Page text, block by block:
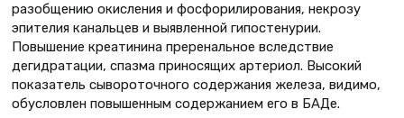
разобщению окисления и фосфорилирования, некрозу
эпителия канальцев и выявленной гипостенурии.
Повышение креатинина преренальное вследствие
дегидратации, спазма приносящих артериол. Высокий
показатель сывороточного содержания железа, видимо,
обусловлен повышенным содержанием его в БАДе.